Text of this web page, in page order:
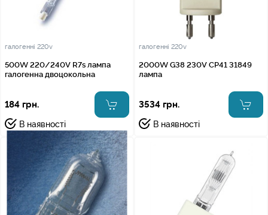
галогенні 220v
500W 220/240V R7s лампа
галогенна двоцокольна
184 грн.
В наявності
галогенні 220v
2000W G38 230V CP41 31849
лампа
3534 грн.
В наявності